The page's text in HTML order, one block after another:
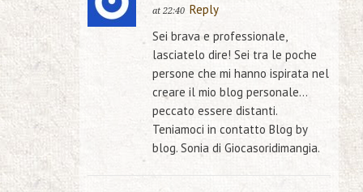
at 22:40 Reply
Sei brava e professionale,
lasciatelo dire! Sei tra le poche
persone che mi hanno ispirata nel
creare il mio blog personale…
peccato essere distanti.
Teniamoci in contatto Blog by
blog. Sonia di Giocasoridimangia.